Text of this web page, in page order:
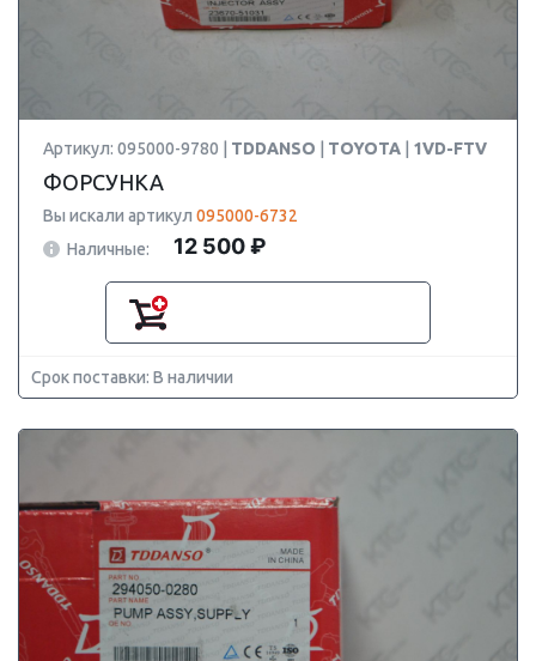
Артикул: 095000-9780 | TDDANSO TOYOTA 1VD-FTV
ФОРСУНКА
Вы искали артикул 095000-6732
Наличные:
12 500 ₽
Срок поставки: В наличии